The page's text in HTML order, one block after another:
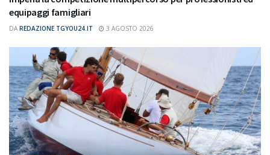
equipaggi famigliari
DA REDAZIONE TGYOU24.IT 3 AGOSTO 2026